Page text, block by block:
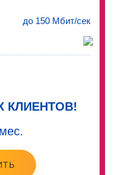
до 150 Мбит/сек
КЛИЕНТОВ!